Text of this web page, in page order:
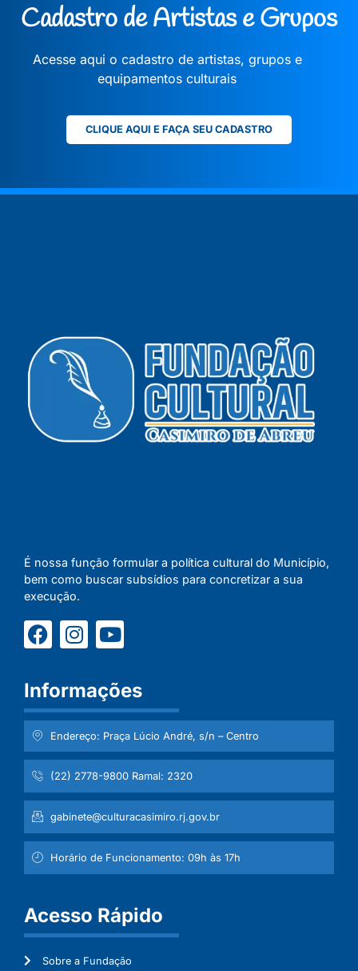
Cadastro de Artistas e Grupos
Acesse aqui o cadastro de artistas, grupos e
equipamentos culturais
CLIQUE AQUI E FAÇA SEU CADASTRO
É nossa função formular a política cultural do Município,
bem como buscar subsídios para concretizar a sua
execução.
Informações
Endereço: Praça Lúcio André, s/n – Centro
(22) 2778-9800 Ramal: 2320
gabinete@culturacasimiro.rj.gov.br
Horário de Funcionamento: 09h às 17h
Acesso Rápido
Sobre a Fundação